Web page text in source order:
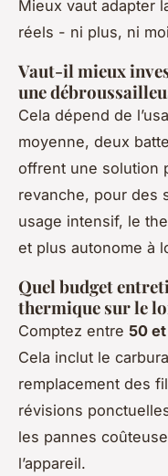
Mieux vaut adapter
réels - ni plus, ni
Vaut-il mieux
une
Cela dépend de
moyenne, deux
offrent une solution
revanche, pour des
usage intensif, le
et plus autonome à
Quel budget
thermique sur le
Comptez entre 50
Cela inclut le
remplacement des
révisions
les pannes
l’appareil.